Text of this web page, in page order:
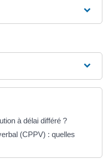
à délai différé ?
(CPPV) : quelles